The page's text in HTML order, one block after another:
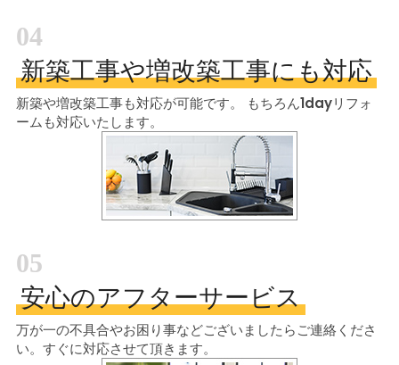
04
新築工事や増改築工事にも対応
新築や増改築工事も対応が可能です。
もちろん1dayリフォ
ームも対応いたします。
05
安心のアフターサービス
万が一の不具合やお困り事などございましたらご連絡くださ
い。すぐに対応させて頂きます。